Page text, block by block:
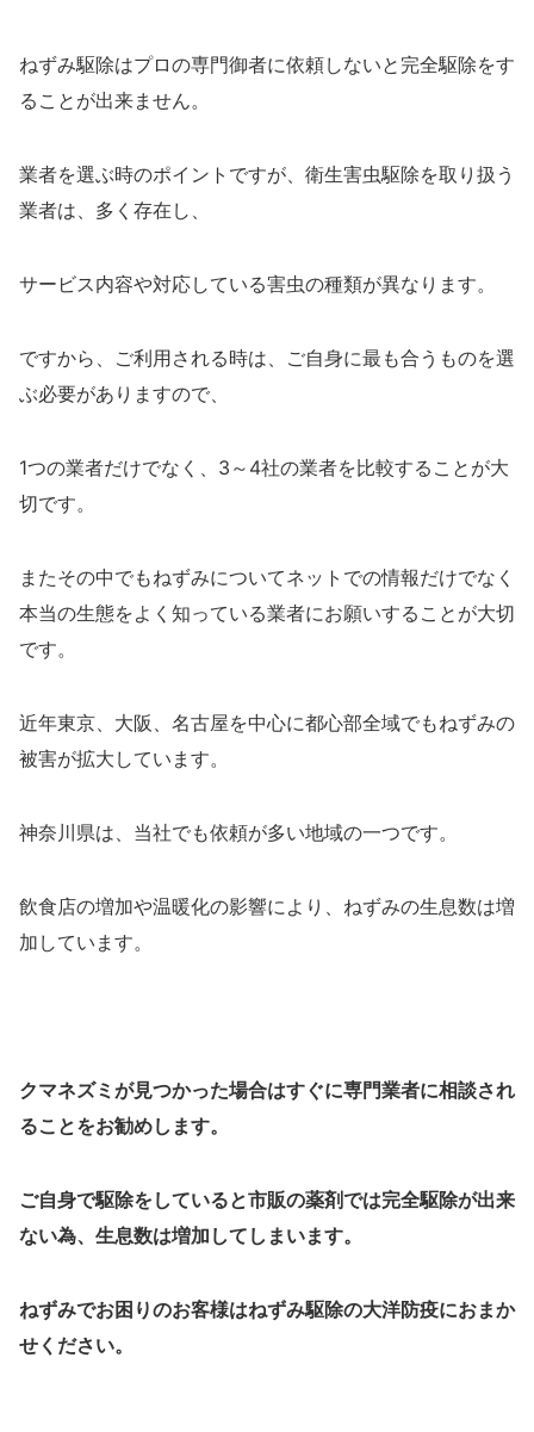
ねずみ駆除はプロの専門御者に依頼しないと完全駆除をす
ることが出来ません。
業者を選ぶ時のポイントですが、衛生害虫駆除を取り扱う
業者は、多く存在し、
サービス内容や対応している害虫の種類が異なります。
ですから、ご利用される時は、ご自身に最も合うものを選
ぶ必要がありますので、
1つの業者だけでなく、3～4社の業者を比較することが大
切です。
またその中でもねずみについてネットでの情報だけでなく
本当の生態をよく知っている業者にお願いすることが大切
です。
近年東京、大阪、名古屋を中心に都心部全域でもねずみの
被害が拡大しています。
神奈川県は、当社でも依頼が多い地域の一つです。
飲食店の増加や温暖化の影響により、ねずみの生息数は増
加しています。
クマネズミ が見つかった場合はすぐに専門業者に相談され
ることをお勧めします。
ご自身で駆除をしていると市販の薬剤では完全駆除が出来
ない為、生息数は増加してしまいます。
ねずみでお困りのお客様はねずみ駆除の大洋防疫におまか
せください。